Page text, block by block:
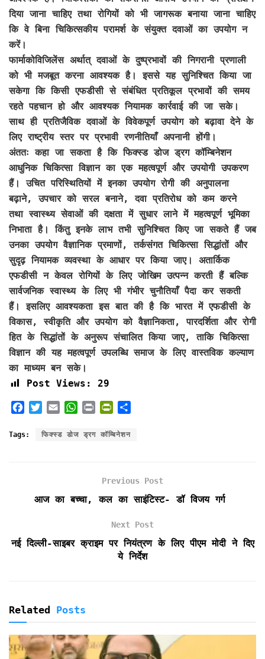
दिया जाना चाहिए तथा रोगियों को भी जागरूक बनाया जाना चाहिए
कि वे बिना चिकित्सकीय परामर्श के संयुक्त दवाओं का उपयोग न
करें।
फार्माकोविजिलेंस अर्थात् दवाओं के दुष्प्रभावों की निगरानी प्रणाली
को भी मजबूत करना आवश्यक है। इससे यह सुनिश्चित किया जा
सकेगा कि किसी एफडीसी से संबंधित प्रतिकूल प्रभावों की समय
रहते पहचान हो और आवश्यक नियामक कार्रवाई की जा सके।
साथ ही प्रतिजैविक दवाओं के विवेकपूर्ण उपयोग को बढ़ावा देने के
लिए राष्ट्रीय स्तर पर प्रभावी रणनीतियाँ अपनानी होंगी।
अंततः कहा जा सकता है कि फिक्स्ड डोज ड्रग कॉम्बिनेशन
आधुनिक चिकित्सा विज्ञान का एक महत्वपूर्ण और उपयोगी उपकरण
हैं। उचित परिस्थितियों में इनका उपयोग रोगी की अनुपालना
बढ़ाने, उपचार को सरल बनाने, दवा प्रतिरोध को कम करने
तथा स्वास्थ्य सेवाओं की दक्षता में सुधार लाने में महत्वपूर्ण भूमिका
निभाता है। किंतु इनके लाभ तभी सुनिश्चित किए जा सकते हैं जब
उनका उपयोग वैज्ञानिक प्रमाणों, तर्कसंगत चिकित्सा सिद्धांतों और
सुदृढ़ नियामक व्यवस्था के आधार पर किया जाए। अतार्किक
एफडीसी न केवल रोगियों के लिए जोखिम उत्पन्न करती हैं बल्कि
सार्वजनिक स्वास्थ्य के लिए भी गंभीर चुनौतियाँ पैदा कर सकती
हैं। इसलिए आवश्यकता इस बात की है कि भारत में एफडीसी के
विकास, स्वीकृति और उपयोग को वैज्ञानिकता, पारदर्शिता और रोगी
हित के सिद्धांतों के अनुरूप संचालित किया जाए, ताकि चिकित्सा
विज्ञान की यह महत्वपूर्ण उपलब्धि समाज के लिए वास्तविक कल्याण
का माध्यम बन सके।
Post Views:
29
c
i
a
a
p
i
i
r
i
n
d
l
Tags: फिक्स्ड डोज ड्रग कॉम्बिनेशन
Previous Post
आज का बच्चा, कल का साइंटिस्ट- डॉ विजय गर्ग
Next Post
नई दिल्ली-साइबर क्राइम पर नियंत्रण के लिए पीएम मोदी ने दिए
ये निर्देश
Related Posts